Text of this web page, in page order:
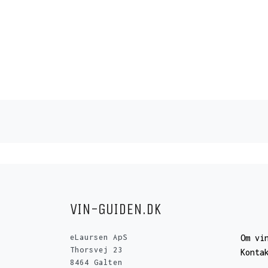
VIN-GUIDEN.DK
eLaursen ApS
Thorsvej 23
8464 Galten
Om